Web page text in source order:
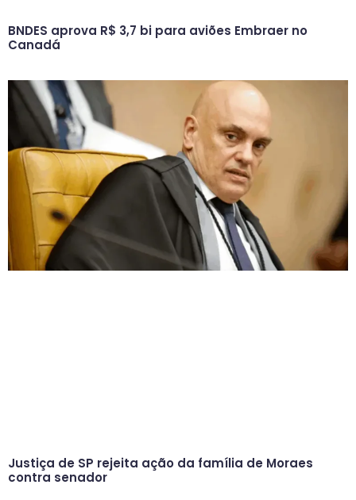
BNDES aprova R$ 3,7 bi para aviões Embraer no
Canadá
Justiça de SP rejeita ação da família de Moraes
contra senador